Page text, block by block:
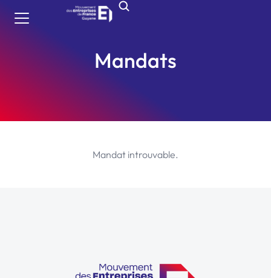
Mandats
Mandat introuvable.